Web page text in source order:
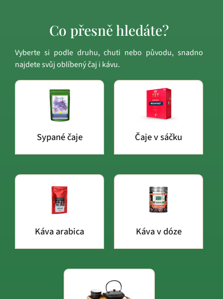
Co přesně hledáte?
Vyberte si podle druhu, chuti nebo původu, snadno
najdete svůj oblíbený čaj i kávu.
Sypané čaje Čaje v sáčku
Káva arabica Káva v dóze